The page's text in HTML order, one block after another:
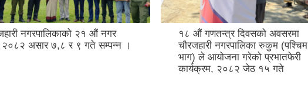
नगरपालिकाको २१ औं नगर
२०८२ असार ७,८ र ९ गते सम्पन्न ।
१८ औं गणतन्त्र दिवसको अवसरमा
चौरजहारी नगरपालिका रुकुम (पश्चिम
भाग) ले आयोजना गरेको प्रभातफेरी
कार्यक्रम, २०८२ जेठ १५ गते